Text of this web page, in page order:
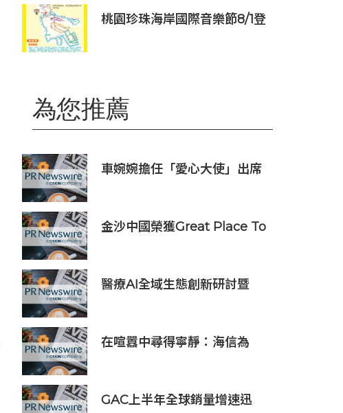
桃園珍珠海岸國際音樂節8/1登
為您推薦
車婉婉擔任「愛心大使」出席
金沙中國榮獲Great Place To
醫療AI全域生態創新研討暨
在喧囂中尋得寧靜：海信為
觀賽體驗
GAC上半年全球銷量增速迅